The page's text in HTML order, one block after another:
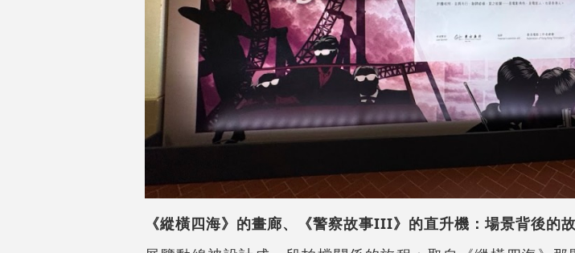
《縱橫四海》的畫廊、《警察故事III》的直升機：場景背後的